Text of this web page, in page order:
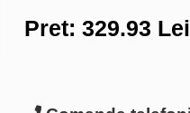
Pret: 329.93 Lei